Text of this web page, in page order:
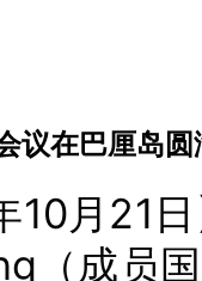
议在巴厘岛圆
10月21
（成员